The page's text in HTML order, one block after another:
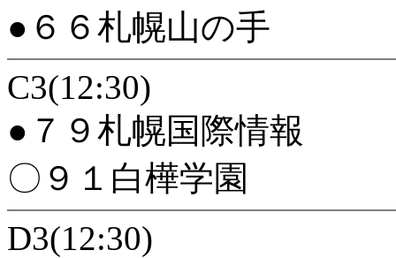
●６６札幌山の手
C3(12:30)
●７９札幌国際情報
〇９１白樺学園
D3(12:30)